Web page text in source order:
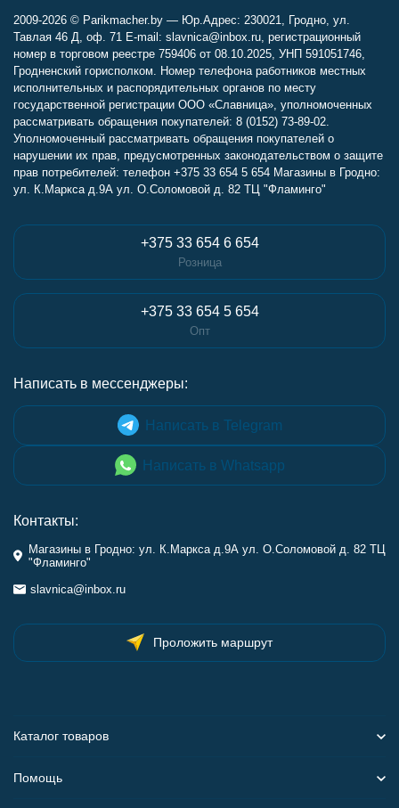
2009-2026 © Parikmacher.by — Юр.Адрес: 230021, Гродно, ул.
Тавлая 46 Д, оф. 71 E-mail: slavnica@inbox.ru, регистрационный
номер в торговом реестре 759406 от 08.10.2025, УНП 591051746,
Гродненский горисполком. Номер телефона работников местных
исполнительных и распорядительных органов по месту
государственной регистрации ООО «Славница», уполномоченных
рассматривать обращения покупателей: 8 (0152) 73-89-02.
Уполномоченный рассматривать обращения покупателей о
нарушении их прав, предусмотренных законодательством о защите
прав потребителей: телефон +375 33 654 5 654 Магазины в Гродно:
ул. К.Маркса д.9А ул. О.Соломовой д. 82 ТЦ "Фламинго"
+375 33 654 6 654
Розница
+375 33 654 5 654
Опт
Написать в мессенджеры:
Написать в Telegram
Написать в Whatsapp
Контакты:
Магазины в Гродно: ул. К.Маркса д.9А ул. О.Соломовой д. 82 ТЦ
"Фламинго"
slavnica@inbox.ru
Проложить маршрут
Каталог товаров
Помощь